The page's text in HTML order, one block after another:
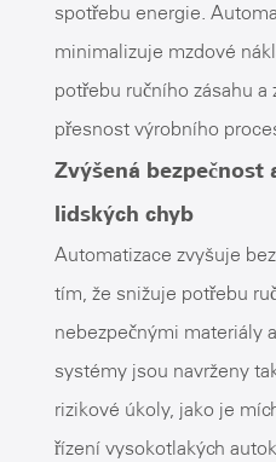
spotřebu energie.
minimalizuje mzdové
potřebu ručního zásahu a
přesnost výrobního
Zvýšená bezpečnost
lidských chyb
Automatizace zvyšuje
tím, že snižuje potřebu
nebezpečnými materiály
systémy jsou navrženy
rizikové úkoly, jako je
řízení vysokotlakých